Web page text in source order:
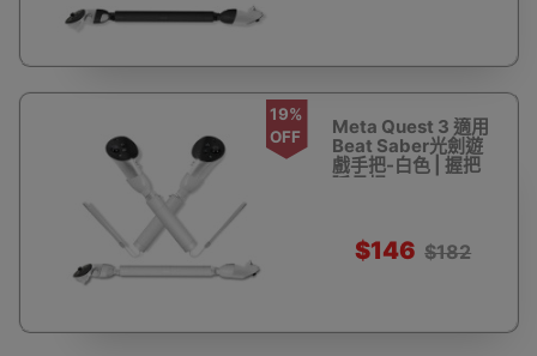
19%
OFF
Meta Quest 3 適用
Beat Saber光劍遊
戲手把-白色 | 握把
延長桿
$146 $182